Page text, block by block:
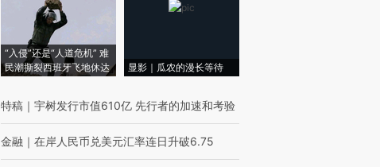
“入侵”还是“人道危机” 难
民潮撕裂西班牙飞地休达
显影｜瓜农的漫长等待
特稿 ｜ 宇树发行市值610亿 先行者的加速和考验
金融 ｜ 在岸人民币兑美元汇率连日升破6.75